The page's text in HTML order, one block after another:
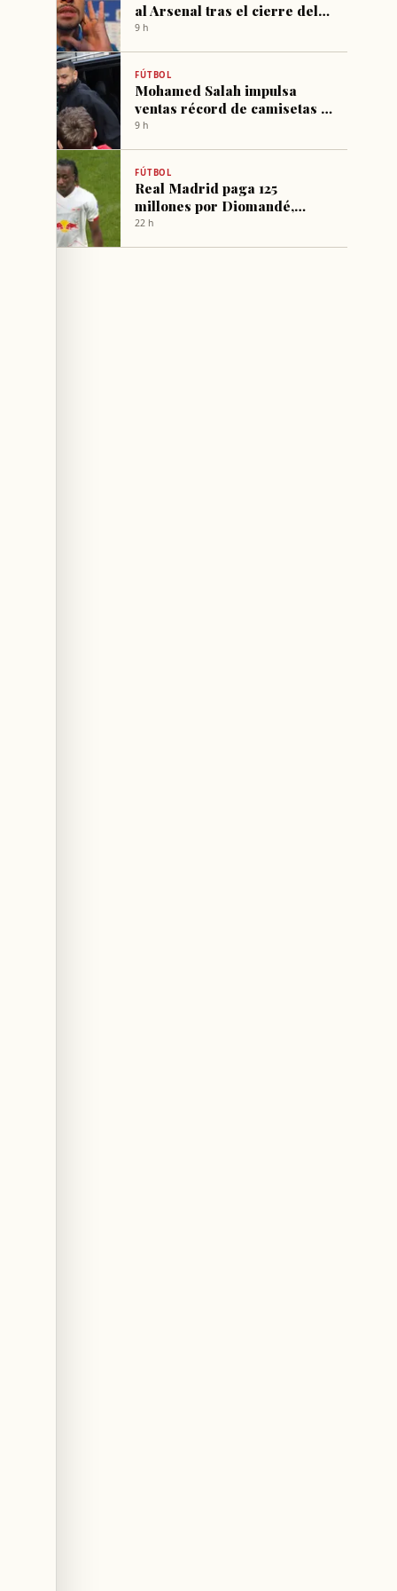
al Arsenal tras el cierre del
fichaje de Vinicius Jr
9 h
FÚTBOL
Mohamed Salah impulsa
ventas récord de camisetas y
abonos en Trabzonspor
9 h
FÚTBOL
Real Madrid paga 125
millones por Diomandé,
récord absoluto del club
22 h